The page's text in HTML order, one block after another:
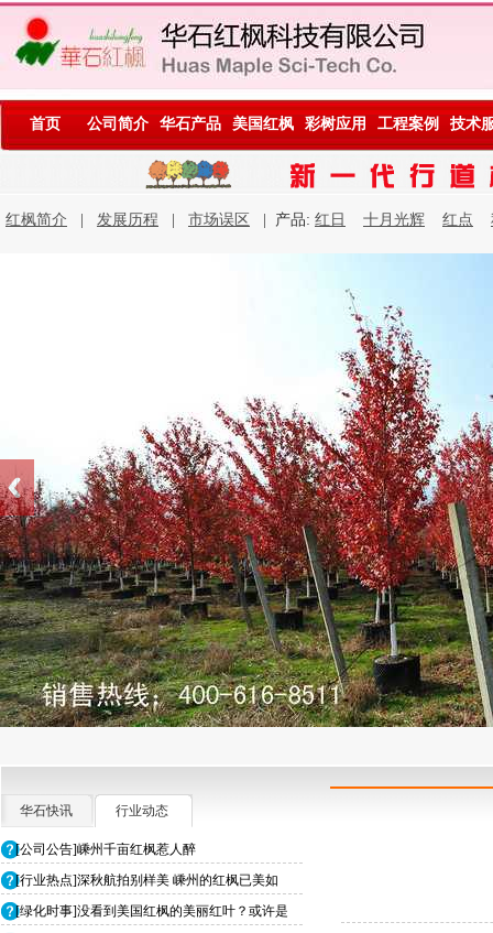
首页 公司简介 华石产品 美国红枫 彩树应用 工程案例 技术
红枫简介 发展历程 市场误区 | 产品: 红日 十月光辉 红点
华石快讯 行业动态
[公司公告]嵊州千亩红枫惹人醉
[行业热点]深秋航拍别样美 嵊州的红枫已美如
[绿化时事]没看到美国红枫的美丽红叶？或许是